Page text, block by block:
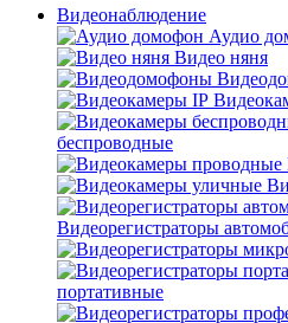
Видеонаблюдение
Аудио
Видео няня
беспроводные
Видеорегистраторы
портативные